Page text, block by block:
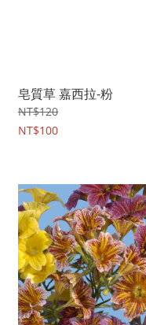
皂質草 嘉西拉-粉
NT$120
NT$100